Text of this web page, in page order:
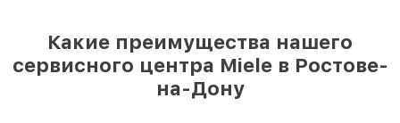
Какие преимущества нашего
сервисного центра Miele в Ростове-
на-Дону